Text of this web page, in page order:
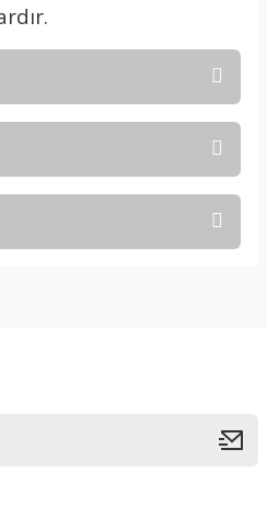
görüntülenemiyor.
olmalı.